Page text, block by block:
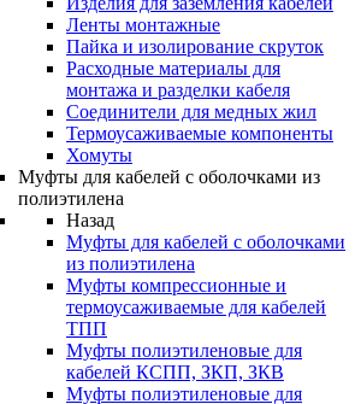
Ленты монтажные
Пайка и изолирование скруток
Расходные материалы для
монтажа и разделки кабеля
Соединители для медных жил
Термоусаживаемые компоненты
Хомуты
Муфты для кабелей с оболочками из
полиэтилена
Назад
Муфты для кабелей с оболочками
из полиэтилена
Муфты компрессионные и
термоусаживаемые для кабелей
ТПП
Муфты полиэтиленовые для
кабелей КСПП, ЗКП, ЗКВ
Муфты полиэтиленовые для